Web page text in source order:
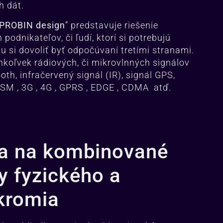
dát.
design” predstavuje riešenie
podnikateľov, či ľudí, ktorí si potrebujú
si dovoliť byť odpočúvaní tretími stranami.
rádiových, či mikrovlnných signálov
infračervený signál (IR), signál GPS,
, 3G , 4G , GPRS , EDGE , CDMA atď.
na kombinované
fyzického a